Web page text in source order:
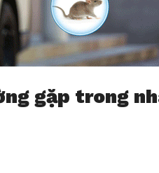
gặp trong